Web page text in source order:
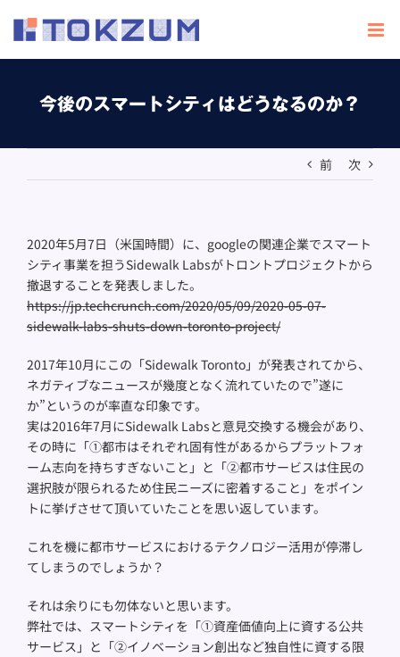
今後のスマートシティはどうなるのか？
前 次
2020年5月7日（米国時間）に、googleの関連企業でスマート
シティ事業を担うSidewalk Labsがトロントプロジェクトから
撤退することを発表しました。
https://jp.techcrunch.com/2020/05/09/2020-05-07-
sidewalk-labs-shuts-down-toronto-project/
2017年10月にこの「Sidewalk Toronto」が発表されてから、
ネガティブなニュースが幾度となく流れていたので”遂に
か”というのが率直な印象です。
実は2016年7月にSidewalk Labsと意見交換する機会があり、
その時に「①都市はそれぞれ固有性があるからプラットフォ
ーム志向を持ちすぎないこと」と「②都市サービスは住民の
選択肢が限られるため住民ニーズに密着すること」をポイン
トに挙げさせて頂いていたことを思い返しています。
これを機に都市サービスにおけるテクノロジー活用が停滞し
てしまうのでしょうか？
それは余りにも勿体ないと思います。
弊社では、スマートシティを「①資産価値向上に資する公共
サービス」と「②イノベーション創出など独自性に資する限